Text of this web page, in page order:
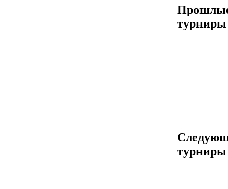
турниры
турниры